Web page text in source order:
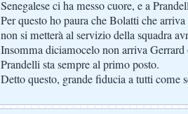
Senegalese ci ha messo cuore, e a
Per questo ho paura che Bolatti che
non si metterà al servizio della squadra
Insomma diciamocelo non arriva Gerrard
Prandelli sta sempre al primo posto.
Detto questo, grande fiducia a tutti come